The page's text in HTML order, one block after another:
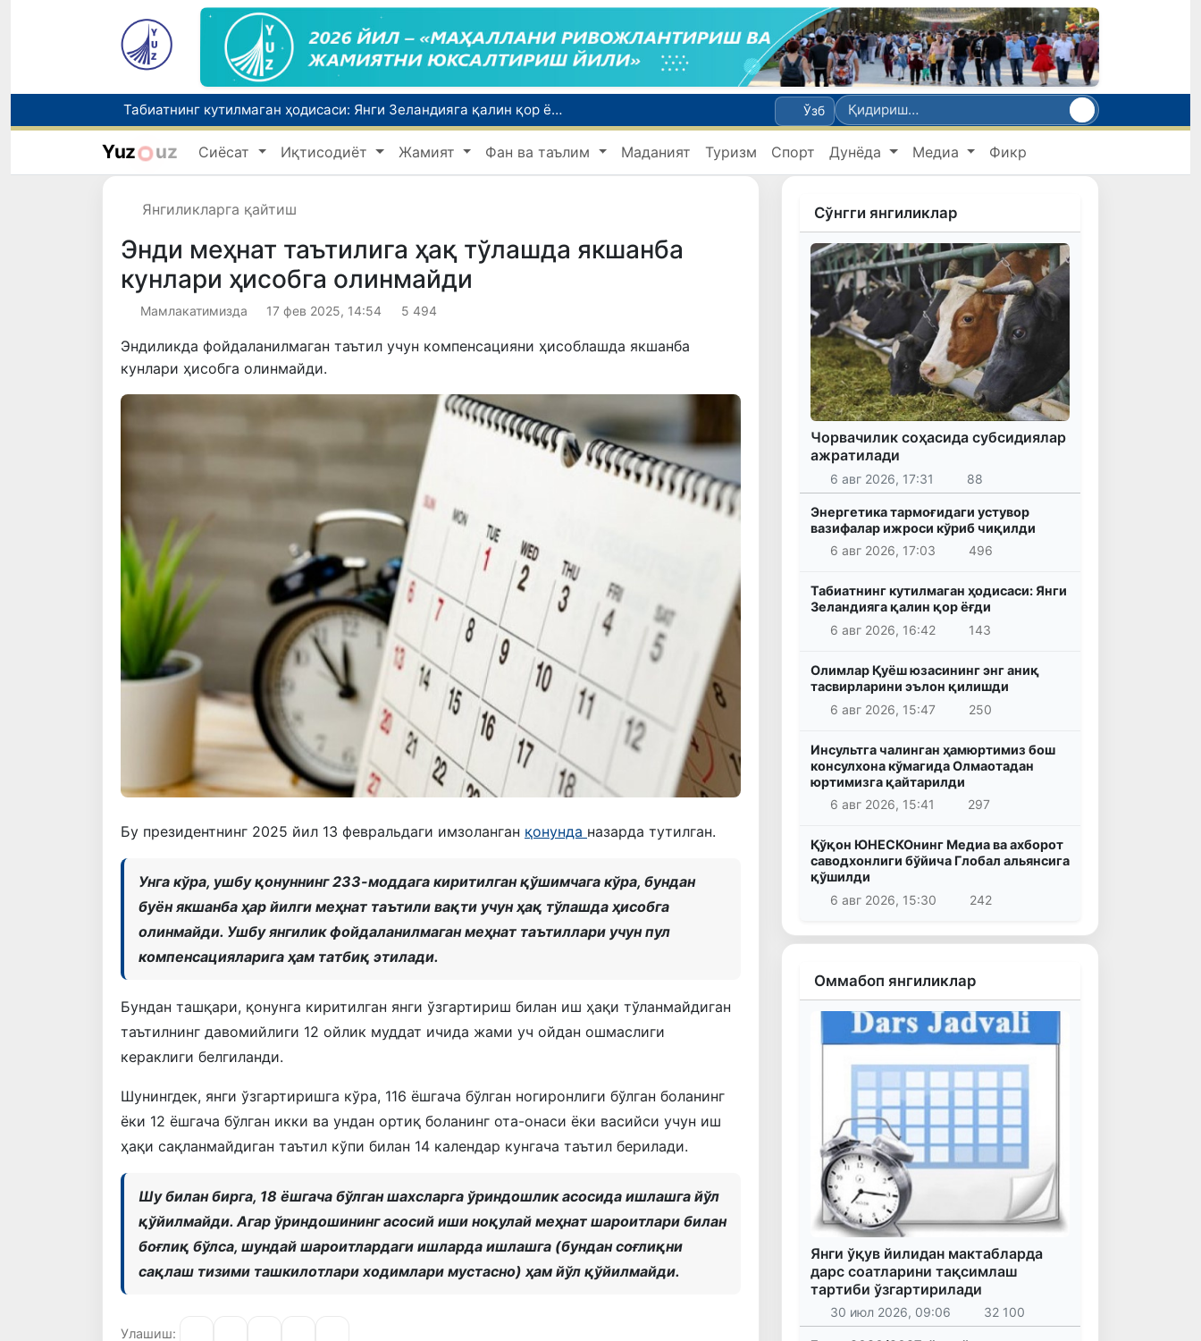
Табиатнинг кутилмаган ҳодисаси: Янги Зеландияга қалин қор ёғди
Олимлар Қуёш юзасининг энг аниқ тасвирларини эълон қилишди
Инсультга чалинган ҳамюртимиз бош консулхона кўмагида Олмаотадан юртимизга қайтарилди
Чорвачилик соҳасида субсидиялар ажратилади
Ўзб
Yuz uz Сиёсат Иқтисодиёт Жамият Фан ва таълим Маданият Туризм Спорт Дунёда Медиа Фикр
Янгиликларга қайтиш
Энди меҳнат таътилига ҳақ тўлашда якшанба
кунлари ҳисобга олинмайди
Мамлакатимизда 17 фев 2025, 14:54 5 494
Эндиликда фойдаланилмаган таътил учун компенсацияни ҳисоблашда якшанба
кунлари ҳисобга олинмайди.
Бу президентнинг 2025 йил 13 февральдаги имзоланган қонунда назарда тутилган.
Унга кўра, ушбу қонуннинг 233-моддага киритилган қўшимчага кўра, бундан
буён якшанба ҳар йилги меҳнат таътили вақти учун ҳақ тўлашда ҳисобга
олинмайди. Ушбу янгилик фойдаланилмаган меҳнат таътиллари учун пул
компенсацияларига ҳам татбиқ этилади.
Бундан ташқари, қонунга киритилган янги ўзгартириш билан иш ҳақи тўланмайдиган
таътилнинг давомийлиги 12 ойлик муддат ичида жами уч ойдан ошмаслиги
кераклиги белгиланди.
Шунингдек, янги ўзгартиришга кўра, 116 ёшгача бўлган ногиронлиги бўлган боланинг
ёки 12 ёшгача бўлган икки ва ундан ортиқ боланинг ота-онаси ёки васийси учун иш
ҳақи сақланмайдиган таътил кўпи билан 14 календар кунгача таътил берилади.
Шу билан бирга, 18 ёшгача бўлган шахсларга ўриндошлик асосида ишлашга йўл
қўйилмайди. Агар ўриндошининг асосий иши ноқулай меҳнат шароитлари билан
боғлиқ бўлса, шундай шароитлардаги ишларда ишлашга (бундан соғлиқни
сақлаш тизими ташкилотлари ходимлари мустасно) ҳам йўл қўйилмайди.
Улашиш:
Сўнгги янгиликлар
Чорвачилик соҳасида субсидиялар
ажратилади
6 авг 2026, 17:31 88
Энергетика тармоғидаги устувор
вазифалар ижроси кўриб чиқилди
6 авг 2026, 17:03
496
Табиатнинг кутилмаган ҳодисаси: Янги
Зеландияга қалин қор ёғди
6 авг 2026, 16:42
143
Олимлар Қуёш юзасининг энг аниқ
тасвирларини эълон қилишди
6 авг 2026, 15:47
250
Инсультга чалинган ҳамюртимиз бош
консулхона кўмагида Олмаотадан
юртимизга қайтарилди
6 авг 2026, 15:41
297
Қўқон ЮНЕСКОнинг Медиа ва ахборот
саводхонлиги бўйича Глобал альянсига
қўшилди
6 авг 2026, 15:30
242
Оммабоп янгиликлар
Янги ўқув йилидан мактабларда
дарс соатларини тақсимлаш
тартиби ўзгартирилади
30 июл 2026, 09:06 32 100